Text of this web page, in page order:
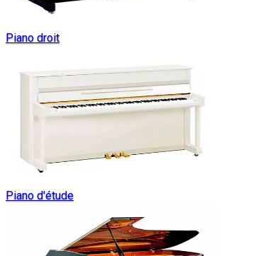
Piano droit
Piano d'étude